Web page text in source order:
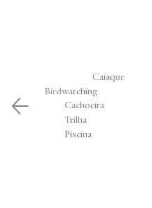
Caiaque
Birdwatching
Cachoeira
Trilha
Piscina